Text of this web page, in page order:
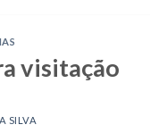
visitação
SILVA